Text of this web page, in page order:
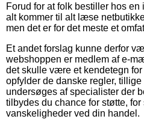
Forud for at folk bestiller hos
alt kommer til alt læse
men det er for det meste et
Et andet forslag kunne derfor
webshoppen er medlem af e-
det skulle være et kendetegn
opfylder de danske regler,
undersøges af specialister der
tilbydes du chance for støtte, for
vanskeligheder ved din handel.